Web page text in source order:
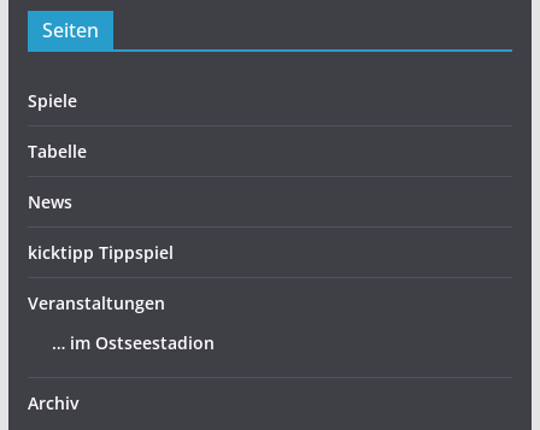
Seiten
Spiele
Tabelle
News
kicktipp Tippspiel
Veranstaltungen
… im Ostseestadion
Archiv